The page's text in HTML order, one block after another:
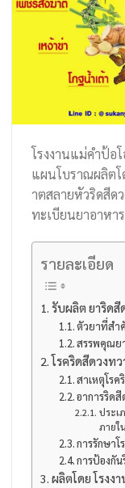
โรงงานแม่คำป้อ
แผนโบราณผลิตโ
าตสลายหัวริดสี
ทะเบียนยาอาหา
รายละเอียด
รับผลิต ยาริดสี
ตัวยาที่สำ
สรรพคุณย
โรคริดสีดวงทว
สาเหตุโรค
อาการริด
ประเ
ภายใ
การรักษา
การป้องกั
ผลิตโดย โรงง